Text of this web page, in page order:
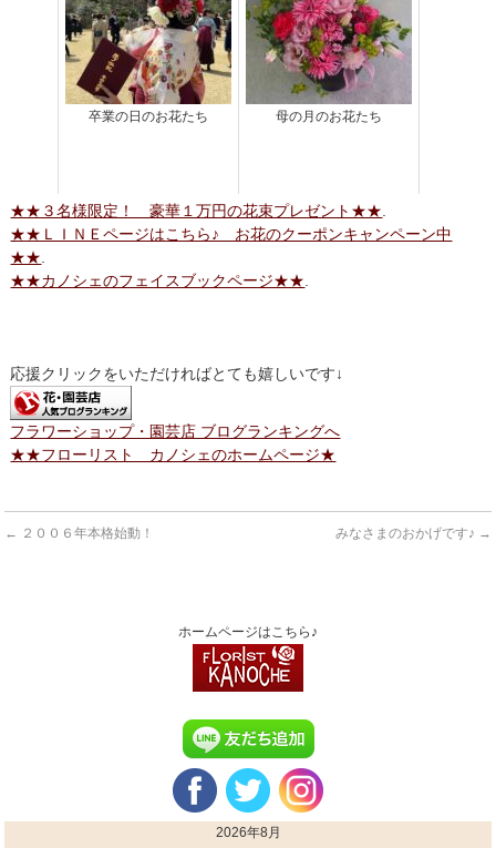
卒業の日のお花たち 母の月のお花たち
★★３名様限定！ 豪華１万円の花束プレゼント★★
★★ＬＩＮＥページはこちら♪ お花のクーポンキャンペーン中
★★
★★カノシェのフェイスブックページ★★
応援クリックをいただければとても嬉しいです↓
フラワーショップ・園芸店 ブログランキングへ
★★フローリスト カノシェのホームページ★
← ２００６年本格始動！ みなさまのおかげです♪ →
ホームページはこちら♪
2026年8月